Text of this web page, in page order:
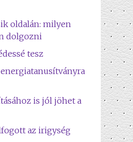
oldalán: milyen
dolgozni
tesz
energiatanusítványra
is jól jöhet a
az irigység